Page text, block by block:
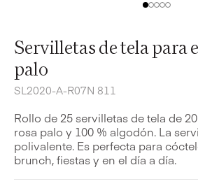
Servilletas de tela para
palo
SL2020-A-R07N 811
Rollo de 25 servilletas de tela de
rosa palo y 100 % algodón. La
polivalente. Es perfecta para
brunch, fiestas y en el día a día.